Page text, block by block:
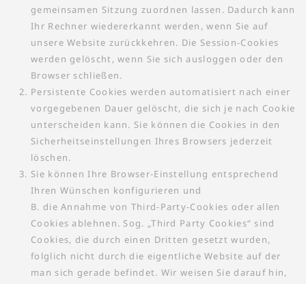
gemeinsamen Sitzung zuordnen lassen. Dadurch kann
Ihr Rechner wiedererkannt werden, wenn Sie auf
unsere Website zurückkehren. Die Session-Cookies
werden gelöscht, wenn Sie sich ausloggen oder den
Browser schließen.
Persistente Cookies werden automatisiert nach einer
vorgegebenen Dauer gelöscht, die sich je nach Cookie
unterscheiden kann. Sie können die Cookies in den
Sicherheitseinstellungen Ihres Browsers jederzeit
löschen.
Sie können Ihre Browser-Einstellung entsprechend
Ihren Wünschen konfigurieren und
B. die Annahme von Third-Party-Cookies oder allen
Cookies ablehnen. Sog. „Third Party Cookies“ sind
Cookies, die durch einen Dritten gesetzt wurden,
folglich nicht durch die eigentliche Website auf der
man sich gerade befindet. Wir weisen Sie darauf hin,